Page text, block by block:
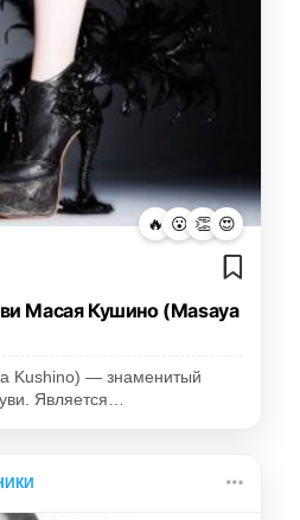
🔥 😮 👏 😍
Масая Кушино (Masaya
Kushino) — знаменитый
Является…